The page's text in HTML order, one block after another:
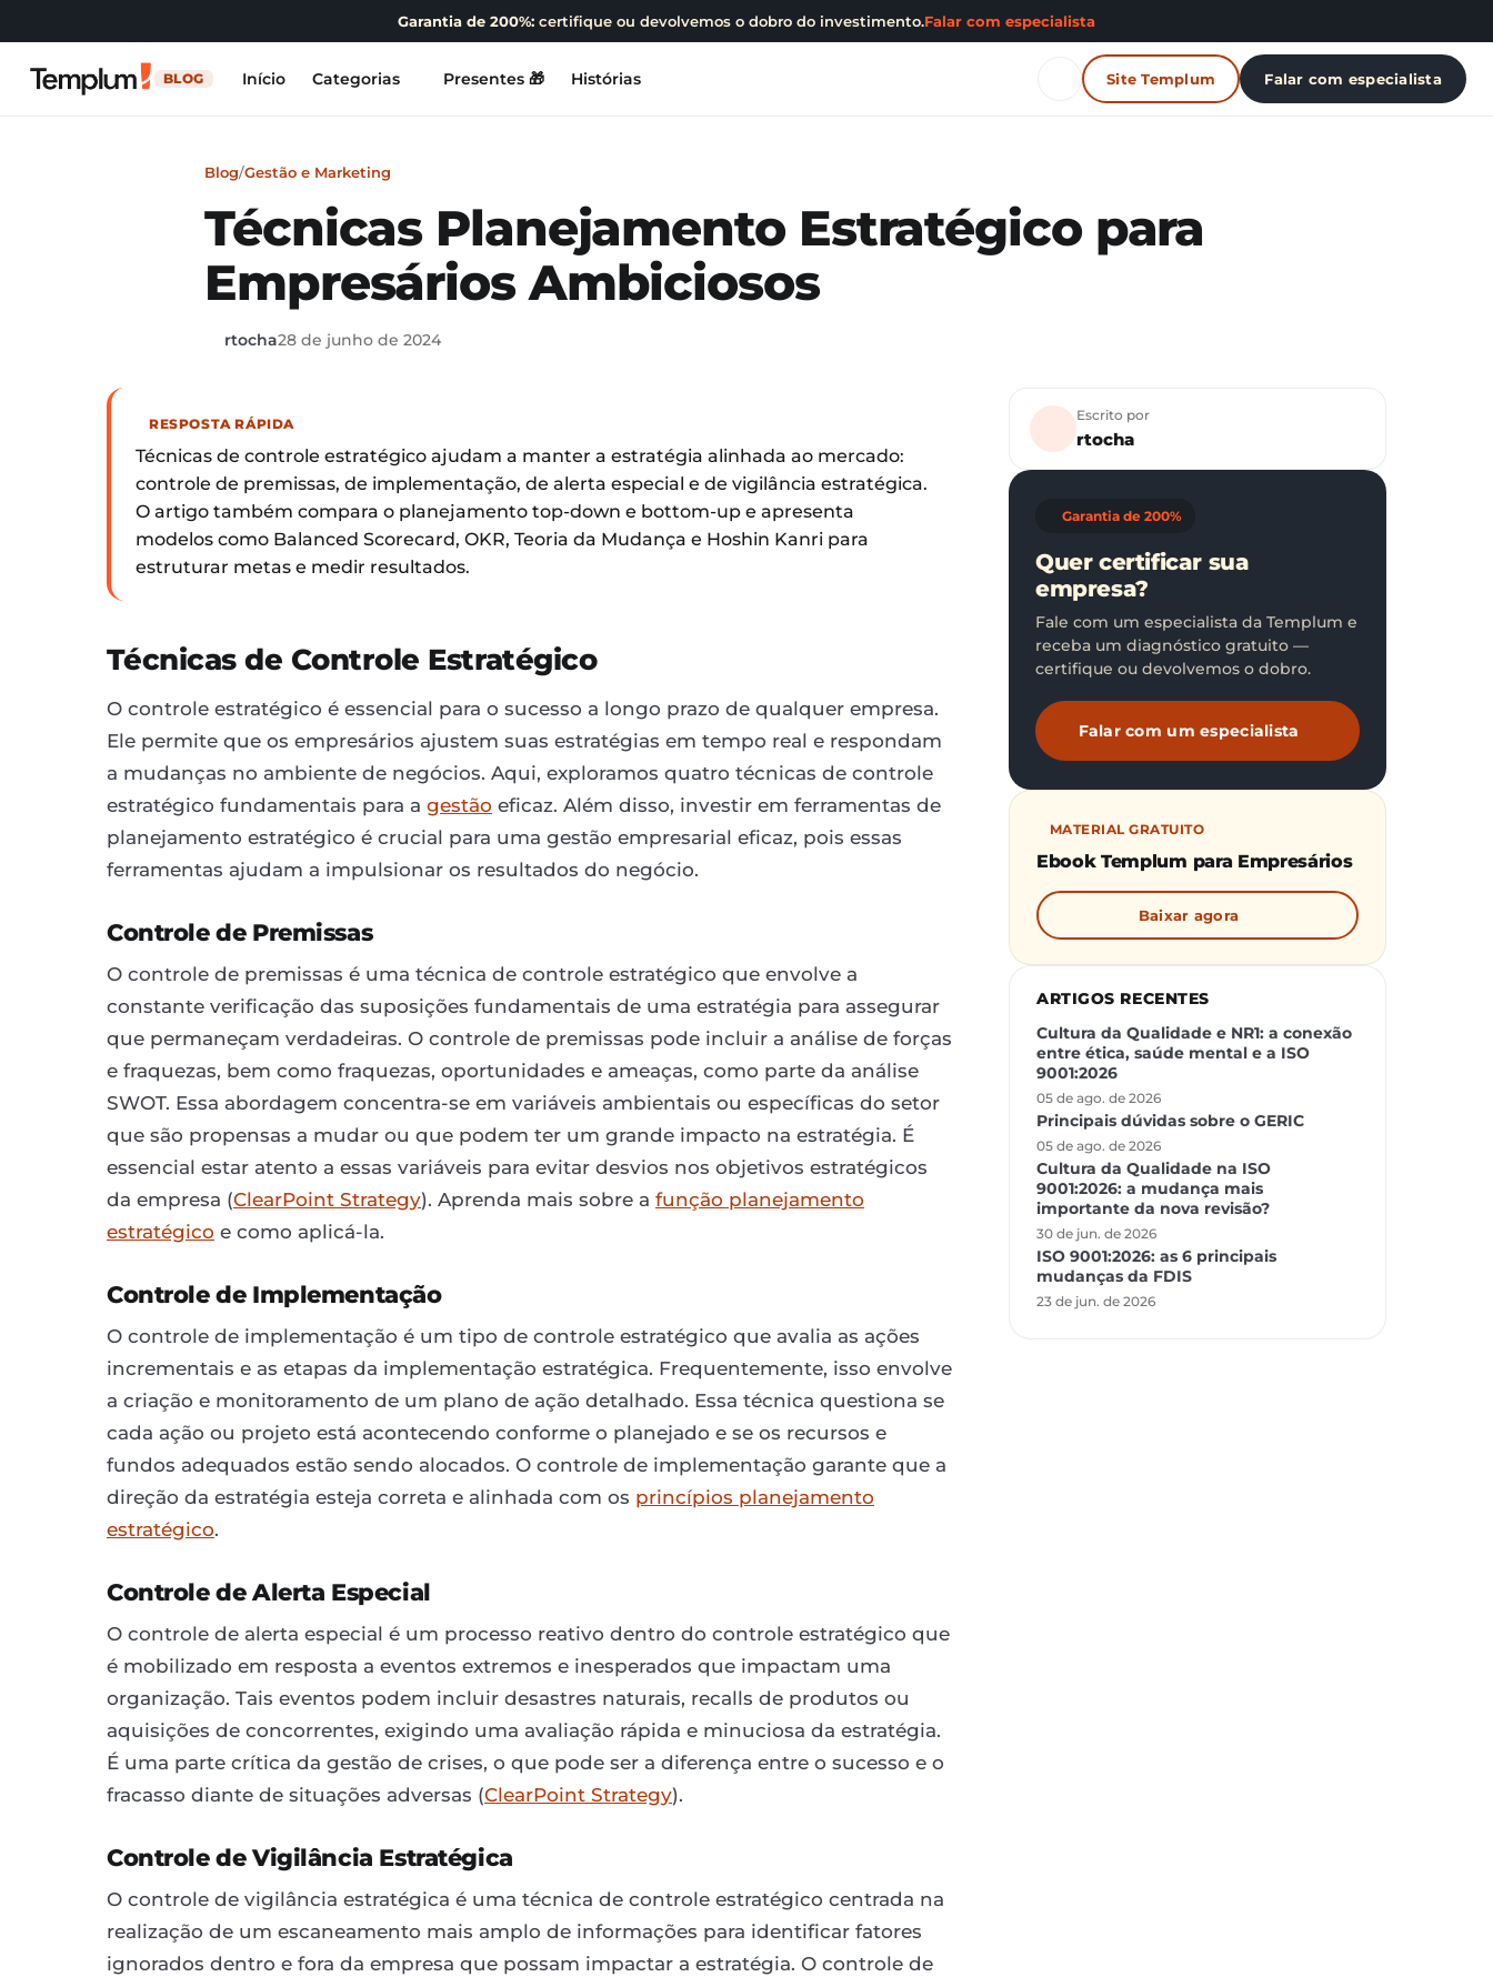
Garantia de 200%: certifique ou devolvemos o dobro do investimento.Falar com especialista
BLOG Início Categorias Presentes 🎁 Histórias Site Templum Falar com especialista
Blog/Gestão e Marketing
Técnicas Planejamento Estratégico para
Empresários Ambiciosos
rtocha28 de junho de 2024
RESPOSTA RÁPIDA
Técnicas de controle estratégico ajudam a manter a estratégia alinhada ao mercado:
controle de premissas, de implementação, de alerta especial e de vigilância estratégica.
O artigo também compara o planejamento top-down e bottom-up e apresenta
modelos como Balanced Scorecard, OKR, Teoria da Mudança e Hoshin Kanri para
estruturar metas e medir resultados.
Técnicas de Controle Estratégico
O controle estratégico é essencial para o sucesso a longo prazo de qualquer empresa.
Ele permite que os empresários ajustem suas estratégias em tempo real e respondam
a mudanças no ambiente de negócios. Aqui, exploramos quatro técnicas de controle
estratégico fundamentais para a gestão eficaz. Além disso, investir em ferramentas de
planejamento estratégico é crucial para uma gestão empresarial eficaz, pois essas
ferramentas ajudam a impulsionar os resultados do negócio.
Controle de Premissas
O controle de premissas é uma técnica de controle estratégico que envolve a
constante verificação das suposições fundamentais de uma estratégia para assegurar
que permaneçam verdadeiras. O controle de premissas pode incluir a análise de forças
e fraquezas, bem como fraquezas, oportunidades e ameaças, como parte da análise
SWOT. Essa abordagem concentra-se em variáveis ambientais ou específicas do setor
que são propensas a mudar ou que podem ter um grande impacto na estratégia. É
essencial estar atento a essas variáveis para evitar desvios nos objetivos estratégicos
da empresa (ClearPoint Strategy). Aprenda mais sobre a função planejamento
estratégico e como aplicá-la.
Controle de Implementação
O controle de implementação é um tipo de controle estratégico que avalia as ações
incrementais e as etapas da implementação estratégica. Frequentemente, isso envolve
a criação e monitoramento de um plano de ação detalhado. Essa técnica questiona se
cada ação ou projeto está acontecendo conforme o planejado e se os recursos e
fundos adequados estão sendo alocados. O controle de implementação garante que a
direção da estratégia esteja correta e alinhada com os princípios planejamento
estratégico.
Controle de Alerta Especial
O controle de alerta especial é um processo reativo dentro do controle estratégico que
é mobilizado em resposta a eventos extremos e inesperados que impactam uma
organização. Tais eventos podem incluir desastres naturais, recalls de produtos ou
aquisições de concorrentes, exigindo uma avaliação rápida e minuciosa da estratégia.
É uma parte crítica da gestão de crises, o que pode ser a diferença entre o sucesso e o
fracasso diante de situações adversas (ClearPoint Strategy).
Controle de Vigilância Estratégica
O controle de vigilância estratégica é uma técnica de controle estratégico centrada na
realização de um escaneamento mais amplo de informações para identificar fatores
ignorados dentro e fora da empresa que possam impactar a estratégia. O controle de
Escrito por
rtocha
Garantia de 200%
Quer certificar sua
empresa?
Fale com um especialista da Templum e
receba um diagnóstico gratuito —
certifique ou devolvemos o dobro.
Falar com um especialista
MATERIAL GRATUITO
Ebook Templum para Empresários
Baixar agora
ARTIGOS RECENTES
Cultura da Qualidade e NR1: a conexão
entre ética, saúde mental e a ISO
9001:2026
05 de ago. de 2026
Principais dúvidas sobre o GERIC
05 de ago. de 2026
Cultura da Qualidade na ISO
9001:2026: a mudança mais
importante da nova revisão?
30 de jun. de 2026
ISO 9001:2026: as 6 principais
mudanças da FDIS
23 de jun. de 2026